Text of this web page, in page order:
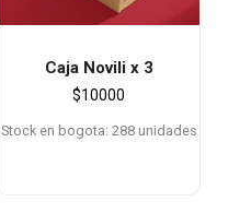
Caja Novili x 3
$10000
Stock en bogota: 288 unidades